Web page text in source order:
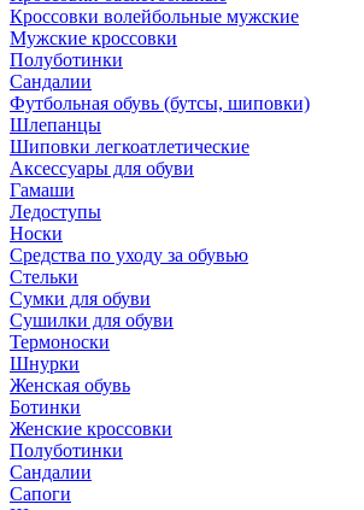
Кроссовки волейбольные мужские
Мужские кроссовки
Полуботинки
Сандалии
Футбольная обувь (бутсы, шиповки)
Шлепанцы
Шиповки легкоатлетические
Аксессуары для обуви
Гамаши
Ледоступы
Носки
Средства по уходу за обувью
Стельки
Сумки для обуви
Сушилки для обуви
Термоноски
Шнурки
Женская обувь
Ботинки
Женские кроссовки
Полуботинки
Сандалии
Сапоги